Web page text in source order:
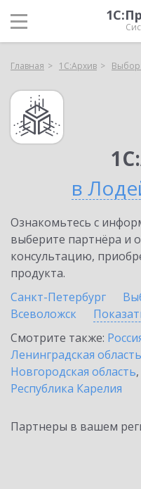
Главная 1С:Архив Выбор
в
Ознакомьтесь с
выберите партнёра и
консультацию,
продукта.
Санкт-Петербург
Всеволожск
Смотрите также:
Ленинградская область
Новгородская область,
Республика Карелия
Партнеры в вашем